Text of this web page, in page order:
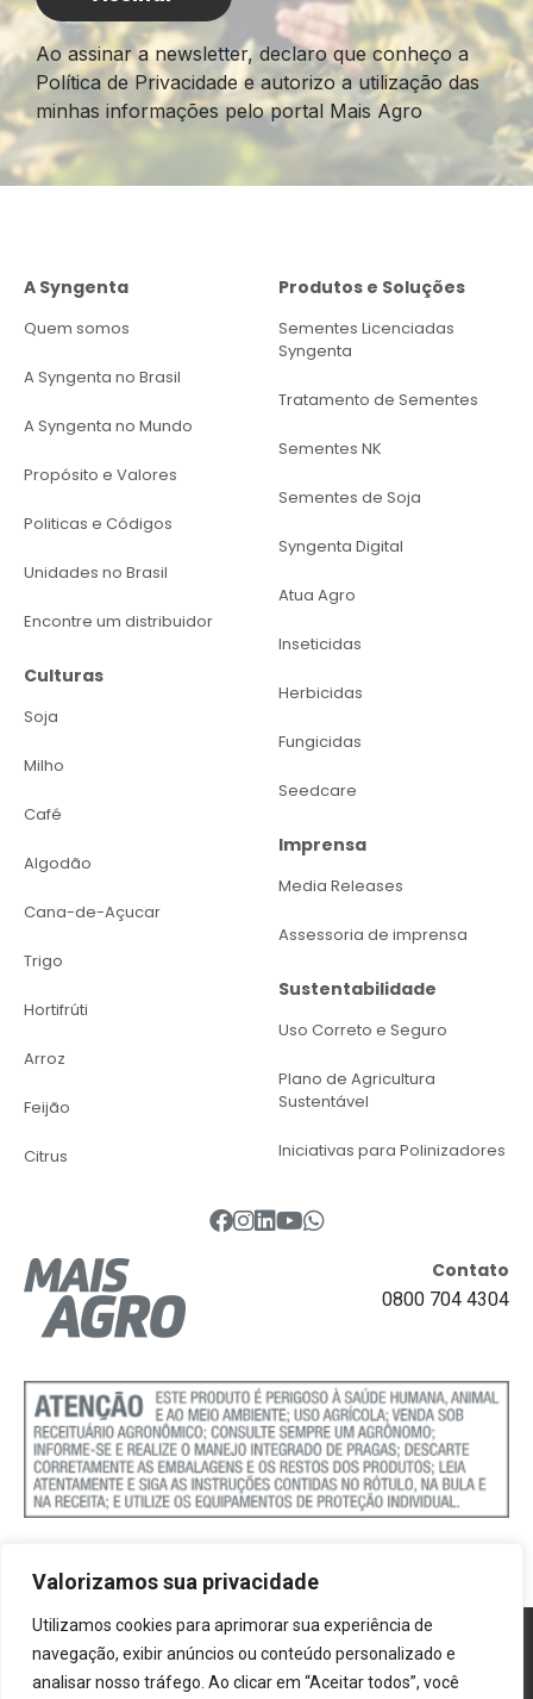
Valorizamos sua privacidade
Utilizamos cookies para aprimorar sua experiência de
navegação, exibir anúncios ou conteúdo personalizado e
analisar nosso tráfego. Ao clicar em “Aceitar todos”, você
Ao assinar a newsletter, declaro que conheço a
Política de Privacidade e autorizo a utilização das
minhas informações pelo portal Mais Agro
A Syngenta
Quem somos
A Syngenta no Brasil
A Syngenta no Mundo
Propósito e Valores
Politicas e Códigos
Unidades no Brasil
Encontre um distribuidor
Culturas
Soja
Milho
Café
Algodão
Cana-de-Açucar
Trigo
Hortifrúti
Arroz
Feijão
Citrus
Produtos e Soluções
Sementes Licenciadas
Syngenta
Tratamento de Sementes
Sementes NK
Sementes de Soja
Syngenta Digital
Atua Agro
Inseticidas
Herbicidas
Fungicidas
Seedcare
Imprensa
Media Releases
Assessoria de imprensa
Sustentabilidade
Uso Correto e Seguro
Plano de Agricultura
Sustentável
Iniciativas para Polinizadores
Contato
0800 704 4304
Política de Cookies
Termos e Condições